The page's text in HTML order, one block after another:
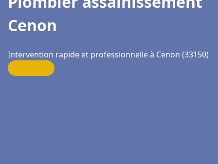
Cenon
Intervention rapide et professionnelle à Cenon (33150)